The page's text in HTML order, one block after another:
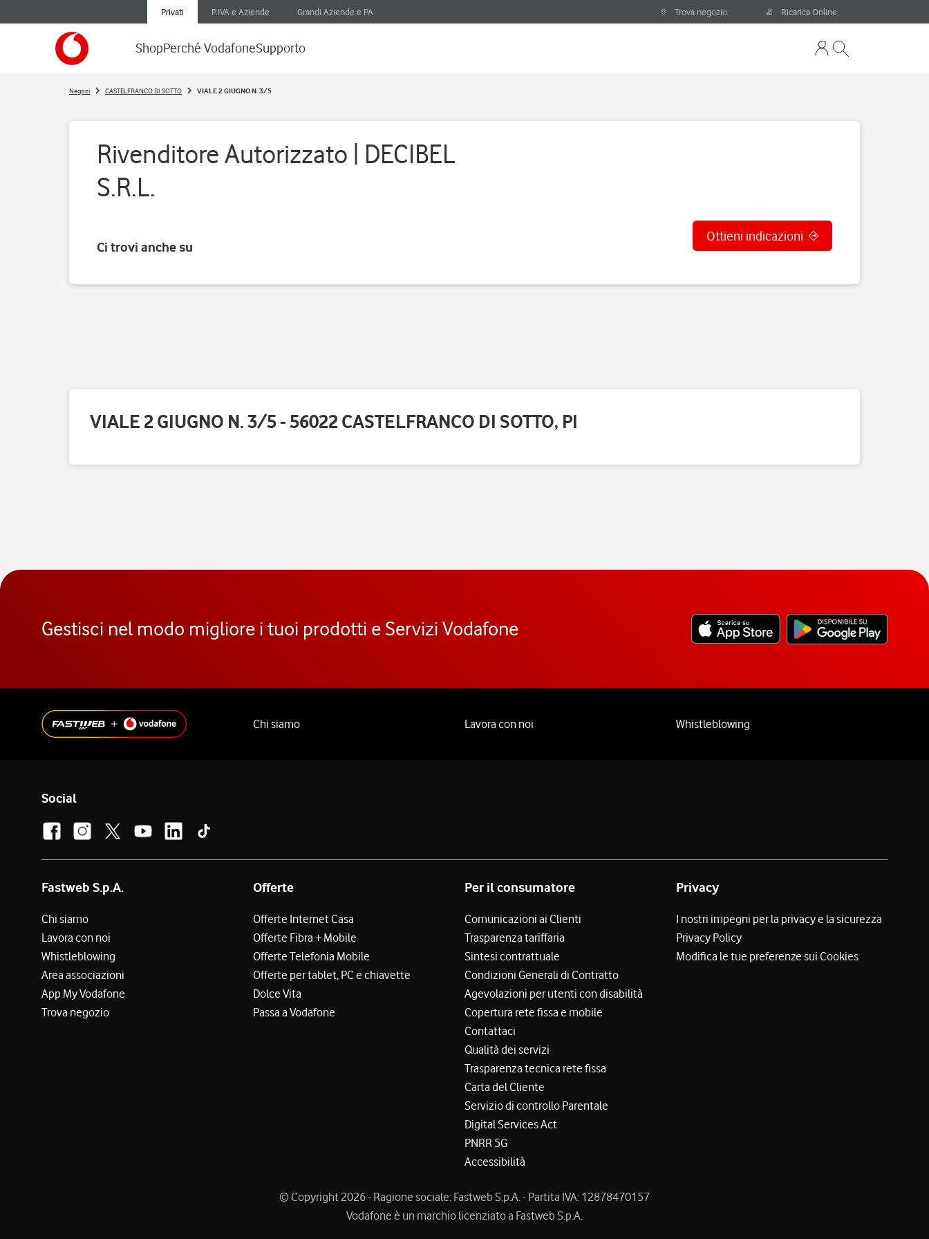
Privati P.IVA e Aziende Grandi Aziende e PA Trova negozio Ricarica Online
ShopPerché VodafoneSupporto
Negozi CASTELFRANCO DI SOTTO VIALE 2 GIUGNO N. 3/5
Rivenditore Autorizzato | DECIBEL
S.R.L.
Ci trovi anche su
Ottieni indicazioni
VIALE 2 GIUGNO N. 3/5 - 56022 CASTELFRANCO DI SOTTO, PI
Gestisci nel modo migliore i tuoi prodotti e Servizi Vodafone
Chi siamo Lavora con noi Whistleblowing
Social
Fastweb S.p.A.
Chi siamo
Lavora con noi
Whistleblowing
Area associazioni
App My Vodafone
Trova negozio
Offerte
Offerte Internet Casa
Offerte Fibra + Mobile
Offerte Telefonia Mobile
Offerte per tablet, PC e chiavette
Dolce Vita
Passa a Vodafone
Per il consumatore
Comunicazioni ai Clienti
Trasparenza tariffaria
Sintesi contrattuale
Condizioni Generali di Contratto
Agevolazioni per utenti con disabilità
Copertura rete fissa e mobile
Contattaci
Qualità dei servizi
Trasparenza tecnica rete fissa
Carta del Cliente
Servizio di controllo Parentale
Digital Services Act
PNRR 5G
Accessibilità
Privacy
I nostri impegni per la privacy e la sicurezza
Privacy Policy
Modifica le tue preferenze sui Cookies
© Copyright 2026 - Ragione sociale: Fastweb S.p.A. - Partita IVA: 12878470157
Vodafone è un marchio licenziato a Fastweb S.p.A.